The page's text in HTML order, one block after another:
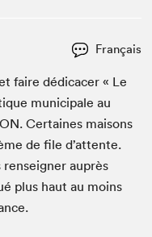
Français
faire dédi­cac­er « Le
munic­i­pale au
. Cer­taines maisons
de file d’at­tente.
ren­seign­er auprès
plus haut au moins